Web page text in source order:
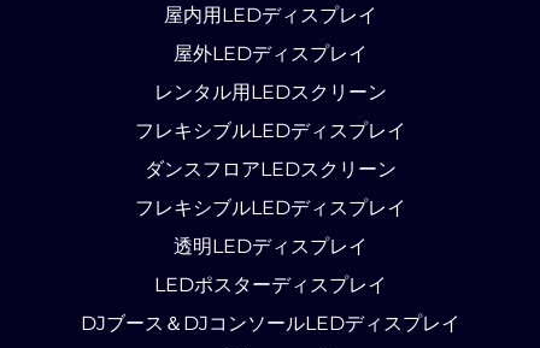
屋内用LEDディスプレイ
屋外LEDディスプレイ
レンタル用LEDスクリーン
フレキシブルLEDディスプレイ
ダンスフロアLEDスクリーン
フレキシブルLEDディスプレイ
透明LEDディスプレイ
LEDポスターディスプレイ
DJブース＆DJコンソールLEDディスプレイ